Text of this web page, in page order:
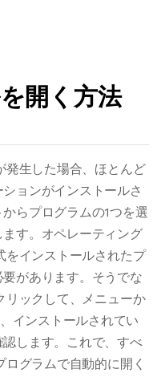
開く方法
発生した場合、ほとんど
ョンがインストールさ
らプログラムの1つを選
す。オペレーティング
をインストールされたプ
があります。そうでな
リックして、メニューか
インストールされてい
します。これで、すべ
ログラムで自動的に開く